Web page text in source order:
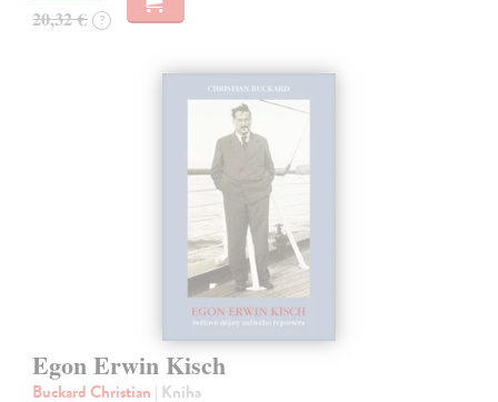
20,32 € ?
Egon Erwin Kisch
Buckard Christian | Kniha